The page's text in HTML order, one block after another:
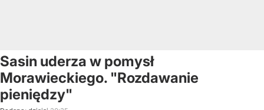
Sasin uderza w pomysł
Morawieckiego. "Rozdawanie
pieniędzy"